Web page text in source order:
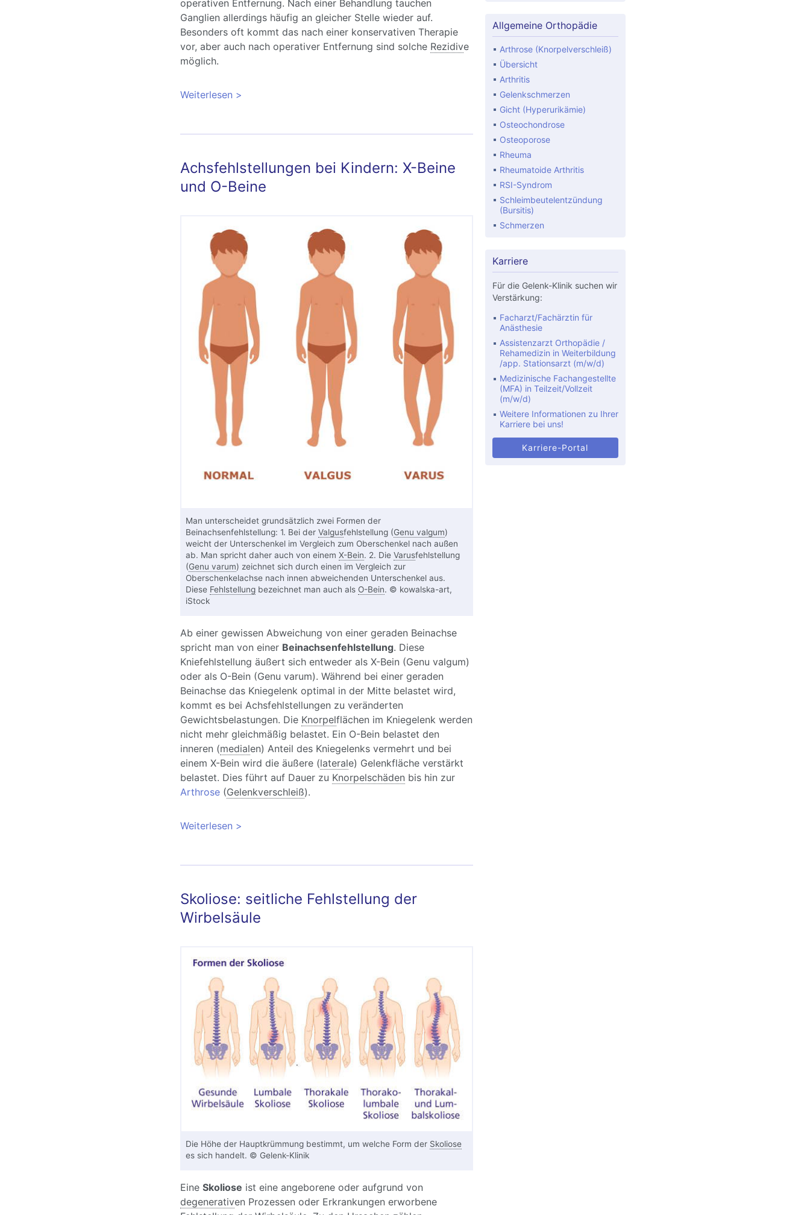
operativen Entfernung. Nach einer Behandlung tauchen
Ganglien allerdings häufig an gleicher Stelle wieder auf.
Besonders oft kommt das nach einer konservativen Therapie
vor, aber auch nach operativer Entfernung sind solche Rezidive
möglich.
Weiterlesen über Störende Vorwölbung an Hand oder Fuß: Wie
Achsfehlstellungen bei Kindern: X-Beine
und O-Beine
Man unterscheidet grundsätzlich zwei Formen der
Beinachsenfehlstellung: 1. Bei der Valgusfehlstellung (Genu valgum)
weicht der Unterschenkel im Vergleich zum Oberschenkel nach außen
ab. Man spricht daher auch von einem X-Bein. 2. Die Varusfehlstellung
(Genu varum) zeichnet sich durch einen im Vergleich zur
Oberschenkelachse nach innen abweichenden Unterschenkel aus.
Diese Fehlstellungbezeichnet man auch als O-Bein. © kowalska-art,
iStock
Ab einer gewissen Abweichung von einer geraden Beinachse
spricht man von einer Beinachsenfehlstellung. Diese
Kniefehlstellung äußert sich entweder als X-Bein (Genu valgum)
oder als O-Bein (Genu varum). Während bei einer geraden
Beinachse das Kniegelenk optimal in der Mitte belastet wird,
kommt es bei Achsfehlstellungen zu veränderten
Gewichtsbelastungen. Die Knorpelflächen im Kniegelenk werden
nicht mehr gleichmäßig belastet. Ein O-Bein belastet den
inneren (medialen) Anteil des Kniegelenks vermehrt und bei
einem X-Bein wird die äußere (laterale) Gelenkfläche verstärkt
belastet. Dies führt auf Dauer zu Knorpelschäden bis hin zur
Arthrose(Gelenkverschleiß).
Weiterlesen über Achsfehlstellungen bei Kindern: X-Beine und O-
Skoliose: seitliche Fehlstellung der
Wirbelsäule
Die Höhe der Hauptkrümmung bestimmt, um welche Form der Skoliose
es sich handelt. © Gelenk-Klinik
Eine Skoliose ist eine angeborene oder aufgrund von
degenerativen Prozessen oder Erkrankungen erworbene
Allgemeine Orthopädie
Arthrose (Knorpelverschleiß)
Übersicht
Arthritis
Gelenkschmerzen
Gicht (Hyperurikämie)
Osteochondrose
Osteoporose
Rheuma
Rheumatoide Arthritis
RSI-Syndrom
Schleimbeutelentzündung
(Bursitis)
Schmerzen
Karriere
Für die Gelenk-Klinik suchen wir
Verstärkung:
Facharzt/Fachärztin für
Anästhesie
Assistenzarzt Orthopädie /
Rehamedizin in Weiterbildung
/app. Stationsarzt (m/w/d)
Medizinische Fachangestellte
(MFA) in Teilzeit/Vollzeit
(m/w/d)
Weitere Informationen zu Ihrer
Karriere bei uns!
Karriere-Portal